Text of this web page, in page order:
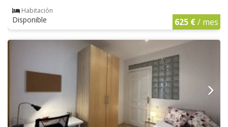
Habitación
Disponible 625 €/ mes